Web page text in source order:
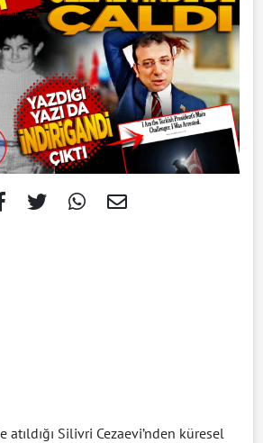
Silivri Cezaevi’nden küresel